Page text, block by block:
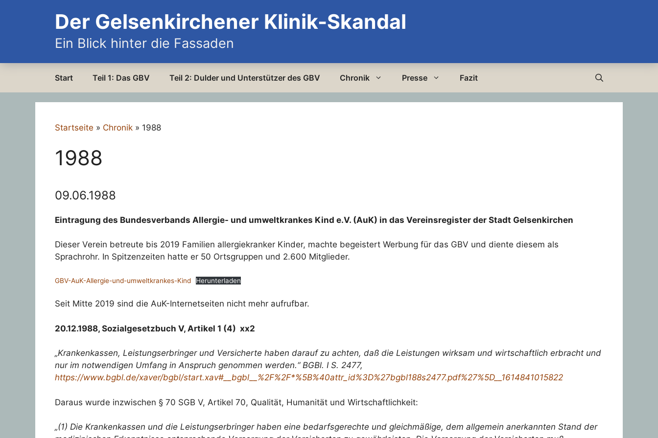
Der Gelsenkirchener Klinik-Skandal
Ein Blick hinter die Fassaden
Start Teil 1: Das GBV Teil 2: Dulder und Unterstützer des GBV Chronik Presse Fazit
Startseite » Chronik » 1988
1988
09.06.1988
Eintragung des Bundesverbands Allergie- und umweltkrankes Kind e.V. (AuK) in das Vereinsregister der Stadt Gelsenkirchen
Dieser Verein betreute bis 2019 Familien allergiekranker Kinder, machte begeistert Werbung für das GBV und diente diesem als
Sprachrohr. In Spitzenzeiten hatte er 50 Ortsgruppen und 2.600 Mitglieder.
GBV-AuK-Allergie-und-umweltkrankes-Kind Herunterladen
Seit Mitte 2019 sind die AuK-Internetseiten nicht mehr aufrufbar.
20.12.1988, Sozialgesetzbuch V, Artikel 1 (4) xx2
„Krankenkassen, Leistungserbringer und Versicherte haben darauf zu achten, daß die Leistungen wirksam und wirtschaftlich erbracht und
nur im notwendigen Umfang in Anspruch genommen werden.“ BGBl. I S. 2477,
https://www.bgbl.de/xaver/bgbl/start.xav#__bgbl__%2F%2F*%5B%40attr_id%3D%27bgbl188s2477.pdf%27%5D__1614841015822
Daraus wurde inzwischen § 70 SGB V, Artikel 70, Qualität, Humanität und Wirtschaftlichkeit:
„(1) Die Krankenkassen und die Leistungserbringer haben eine bedarfsgerechte und gleichmäßige, dem allgemein anerkannten Stand der